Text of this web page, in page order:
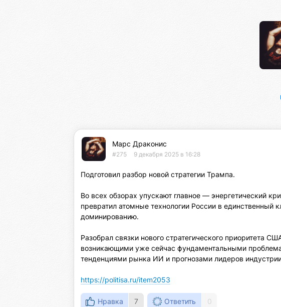
Марс Драконис
#275 9 декабря 2025 в 16:28
Подготовил разбор новой стратегии Трампа.
Во всех обзорах упускают главное — энергетический
превратил атомные технологии России в единственный
доминированию.
Разобрал связки нового стратегического приоритета
возникающими уже сейчас фундаментальными
тенденциями рынка ИИ и прогнозами лидеров
https://politisa.ru/item2053
Нравка 7 Ответить 0